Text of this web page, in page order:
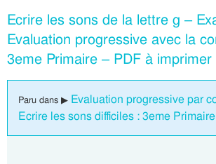
Ecrire les sons de la lettre g –
Evaluation progressive avec la
3eme Primaire – PDF à imprimer
Paru dans ▶ Evaluation progressive par
Ecrire les sons difficiles : 3eme Primaire